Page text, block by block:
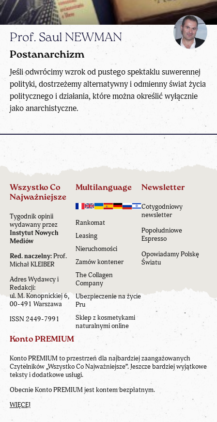
Prof. Saul NEWMAN
Postanarchizm
Jeśli odwrócimy wzrok od pustego spektaklu suwerennej
polityki, dostrzeżemy alternatywny i odmienny świat życia
politycznego i działania, które można określić wyłącznie
jako anarchistyczne.
Wszystko Co
Najważniejsze
Tygodnik opinii
wydawany przez
Instytut Nowych
Mediów
Red. naczelny:Prof.
Michał KLEIBER
Adres Wydawcy i
Redakcji:
ul. M. Konopnickiej 6,
00-491 Warszawa
ISSN 2449-7991
Multilanguage
Rankomat
Leasing
Nieruchomości
Zamów kontener
The Collagen
Company
Ubezpieczenie na życie
Pru
Sklep z kosmetykami
naturalnymi online
Newsletter
Cotygodniowy
newsletter
Popołudniowe
Espresso
Opowiadamy Polskę
Światu
Konto PREMIUM
Konto PREMIUM to przestrzeń dla najbardziej zaangażowanych
Czytelników „Wszystko Co Najważniejsze”. Jeszcze bardziej wyjątkowe
teksty i dodatkowe usługi.
Obecnie Konto PREMIUM jest kontem bezpłatnym.
WIĘCEJ